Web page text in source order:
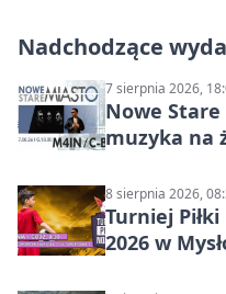
Nadchodzące
7 sierpnia 2026,
Nowe Stare
muzyka na
8 sierpnia 2026,
Turniej
2026 w